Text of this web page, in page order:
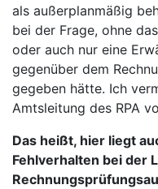
als außerplanmäßig
bei der Frage, ohne
oder auch nur eine
gegenüber dem
gegeben hätte. Ich
Amtsleitung des RPA
Das heißt, hier liegt
Fehlverhalten bei der